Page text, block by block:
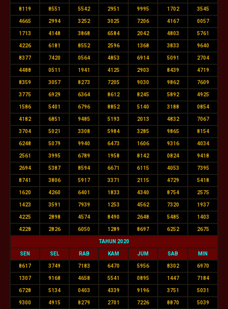
8119 8551 5542 2951 9995 1702 3545
4665 2994 3252 3025 7206 4167 0057
1713 4148 3868 6584 2042 4803 5761
4226 6181 8552 2596 1368 3833 9640
8377 7420 0564 4853 6914 5091 2704
4488 0511 1941 4125 2903 8439 4719
8359 3057 8273 7205 9030 9862 7609
3775 6929 6364 8612 8245 5892 4925
1586 5401 6796 8852 5140 3188 0854
4182 6851 9485 5193 2013 4832 7067
3704 5021 3308 5984 3285 9865 8154
6248 5079 9940 6473 1606 9316 4034
2561 3995 6789 1958 8142 0824 9418
2694 5387 8594 6671 6115 4053 7395
8741 3806 5917 3371 2115 4729 5418
1620 4260 6401 1833 4340 8754 2575
1423 3591 7939 1253 4562 7320 1937
4225 2898 4574 8490 2648 5485 1403
4228 2826 6050 1289 8697 6252 2675
TAHUN 2020
SEN SEL RAB KAM JUM SAB MIN
8617 3749 7183 6470 5956 8302 6970
1307 9168 4658 5541 0895 1447 7184
6728 5134 0403 4339 9196 3751 5031
9300 4915 8279 2701 7226 8870 5039